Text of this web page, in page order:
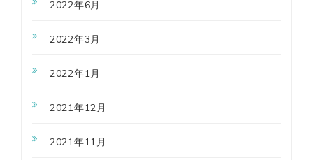
2022年6月
2022年3月
2022年1月
2021年12月
2021年11月